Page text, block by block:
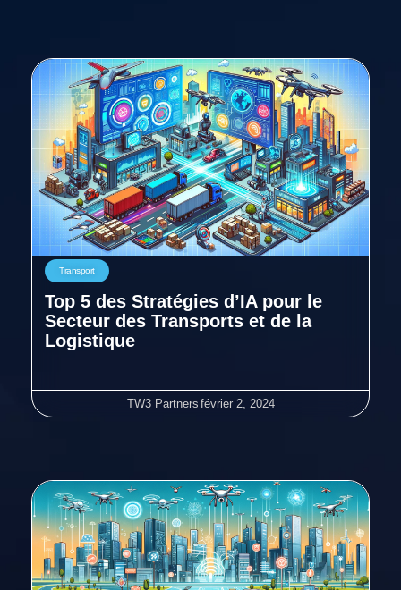
Transport
Top 5 des Stratégies d’IA pour le
Secteur des Transports et de la
Logistique
TW3 Partners février 2, 2024